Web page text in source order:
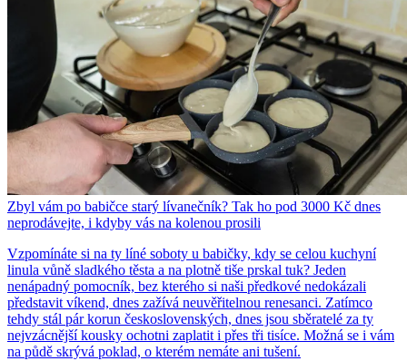
Zbyl vám po babičce starý lívanečník? Tak ho pod 3000 Kč dnes
neprodávejte, i kdyby vás na kolenou prosili
Vzpomínáte si na ty líné soboty u babičky, kdy se celou kuchyní
linula vůně sladkého těsta a na plotně tiše prskal tuk? Jeden
nenápadný pomocník, bez kterého si naši předkové nedokázali
představit víkend, dnes zažívá neuvěřitelnou renesanci. Zatímco
tehdy stál pár korun československých, dnes jsou sběratelé za ty
nejvzácnější kousky ochotni zaplatit i přes tři tisíce. Možná se i vám
na půdě skrývá poklad, o kterém nemáte ani tušení.